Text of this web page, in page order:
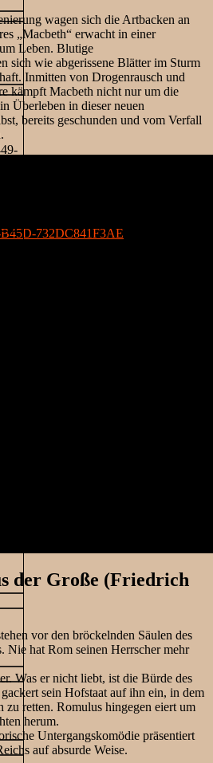
wagen sich die Artbacken an
„Macbeth“ erwacht in einer
Leben. Blutige
sich wie abgerissene Blätter im Sturm
Inmitten von Drogenrausch und
kämpft Macbeth nicht nur um die
Überleben in dieser neuen
bereits geschunden und vom Verfall
der Große (Friedrich
vor den bröckelnden Säulen des
Nie hat Rom seinen Herrscher mehr
Was er nicht liebt, ist die Bürde des
sein Hofstaat auf ihn ein, in dem
zu retten. Romulus hingegen eiert um
herum.
Untergangskomödie präsentiert
auf absurde Weise.